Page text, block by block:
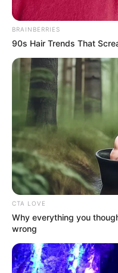
Δεν χρωστάμε σε
χρωστούν σε
Τρίτη, 6 Σεπτεμβρίου
Δεν χρωστάμε σε κανέναν,
BRAINBERRIES
90s Hair Trends That
CTA LOVE
Why everything you
wrong